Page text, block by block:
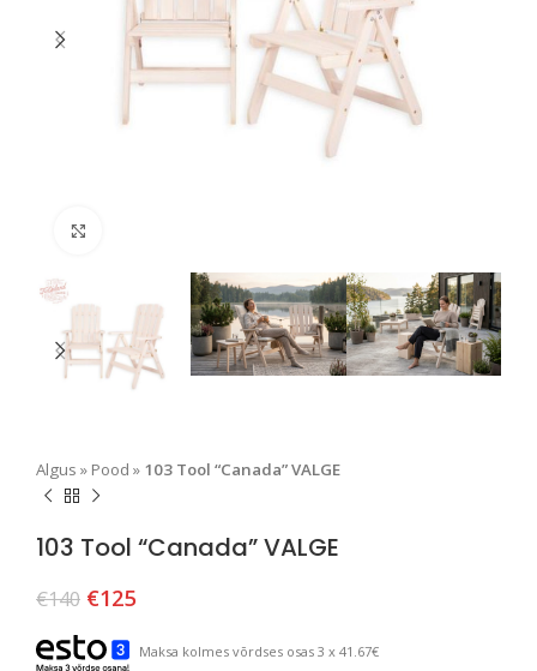
Algus » Pood » 103 Tool “Canada” VALGE
103 Tool “Canada” VALGE
€140 €125
Maksa kolmes võrdses osas 3 x 41.67€